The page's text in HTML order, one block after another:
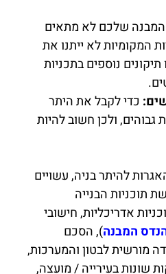
שלכם לא מתאים
המקומיות לא ייתנו את
נוספים בתכניות
כדי לקבל את היתר
גבוהים, ולכן חשוב להיות
להיתר בניה, עשויים
תוכניות הבנייה
אדריכליות, חישובי
המבנה), הסכם
מורשית לבטון והמערכות,
שונות בעירייה / מועצה,